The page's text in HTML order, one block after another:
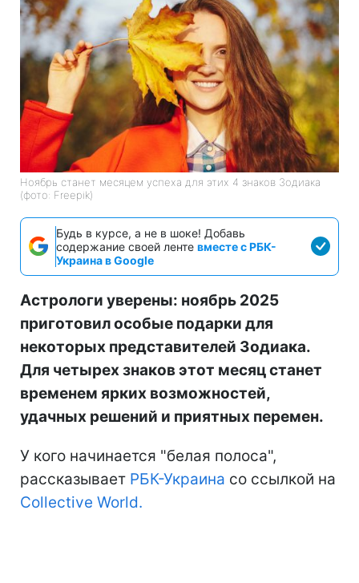
Ноябрь станет месяцем успеха для этих 4 знаков Зодиака
(фото: Freepik)
Будь в курсе, а не в шоке! Добавь
содержание своей ленте вместе с РБК-
Украина в Google
Астрологи уверены: ноябрь 2025
приготовил особые подарки для
некоторых представителей Зодиака.
Для четырех знаков этот месяц станет
временем ярких возможностей,
удачных решений и приятных перемен.
У кого начинается "белая полоса",
рассказывает РБК-Украина со ссылкой на
Collective World.